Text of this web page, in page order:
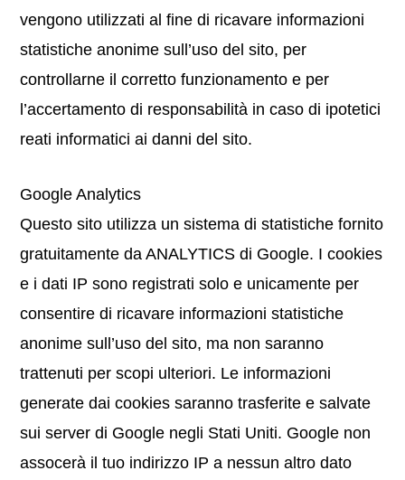
vengono utilizzati al fine di ricavare informazioni
statistiche anonime sull’uso del sito, per
controllarne il corretto funzionamento e per
l’accertamento di responsabilità in caso di ipotetici
reati informatici ai danni del sito.
Google Analytics
Questo sito utilizza un sistema di statistiche fornito
gratuitamente da ANALYTICS di Google. I cookies
e i dati IP sono registrati solo e unicamente per
consentire di ricavare informazioni statistiche
anonime sull’uso del sito, ma non saranno
trattenuti per scopi ulteriori. Le informazioni
generate dai cookies saranno trasferite e salvate
sui server di Google negli Stati Uniti. Google non
assocerà il tuo indirizzo IP a nessun altro dato